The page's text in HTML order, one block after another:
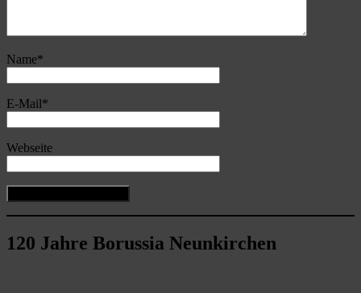
Name*
E-Mail*
Webseite
120 Jahre Borussia Neunkirchen